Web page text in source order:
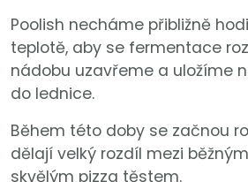
Poolish necháme přibližně
teplotě, aby se fermentace
nádobu uzavřeme a uložíme
do lednice.
Během této doby se začnou
dělají velký rozdíl mezi
skvělým pizza těstem.